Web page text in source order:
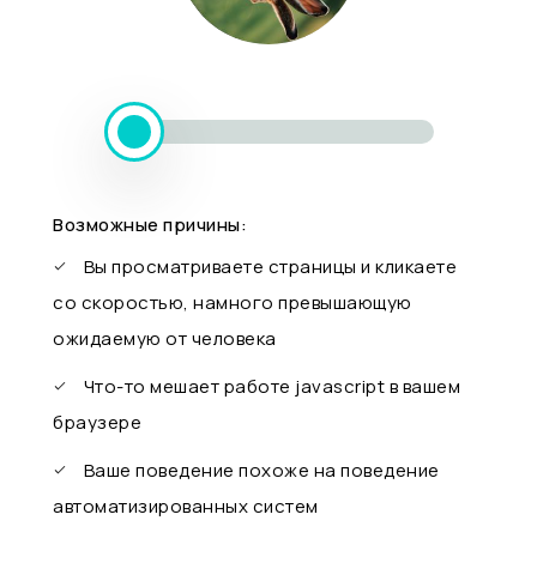
Возможные причины:
Вы просматриваете страницы и кликаете
со скоростью, намного превышающую
ожидаемую от человека
Что-то мешает работе javascript в вашем
браузере
Ваше поведение похоже на поведение
автоматизированных систем